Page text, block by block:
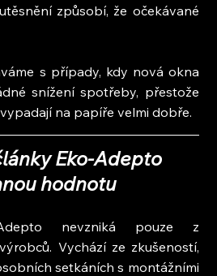
způsobí, že očekávané
s případy, kdy nová okna
snížení spotřeby, přestože
na papíře velmi dobře.
Eko-Adepto
hodnotu
nevzniká pouze z
Vychází ze zkušeností,
setkáních s montážními